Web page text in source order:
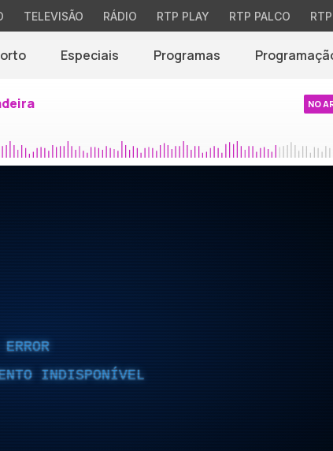
TELEVISÃO RÁDIO RTP PLAY RTP PALCO
Especiais Programas
NO
INDISPONÍVEL